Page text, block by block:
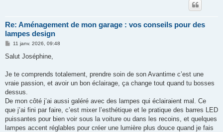
Re: Aménagement de mon garage : vos conseils pour des
lampes design
M
s
g
11 janv. 2026, 09:48
Salut Joséphine,
Je te comprends totalement, prendre soin de son Avantime c’est une
vraie passion, et avoir un bon éclairage, ça change tout quand tu bosses
dessus.
De mon côté j’ai aussi galéré avec des lampes qui éclairaient mal. Ce
que j’ai fini par faire, c’est mixer l’esthétique et le pratique des barres LED
puissantes pour bien voir sous la voiture ou dans les recoins, et quelques
lampes accent réglables pour créer une lumière plus douce quand je fais